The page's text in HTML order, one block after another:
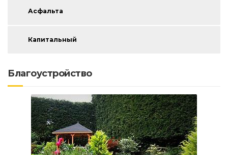
Асфальта
Капитальный
Благоустройство